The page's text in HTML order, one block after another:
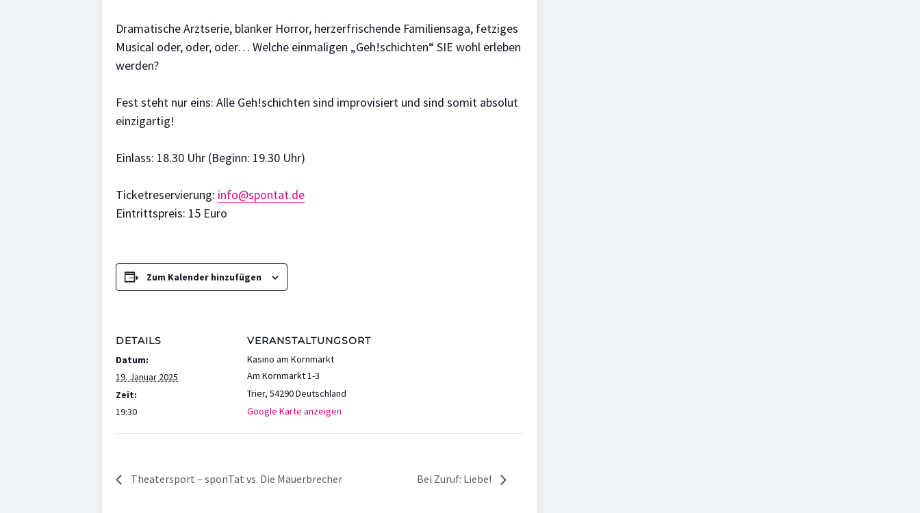
Dramatische Arztserie, blanker Horror, herzerfrischende Familiensaga, fetziges
Musical oder, oder, oder… Welche einmaligen „Geh!schichten“ SIE wohl erleben
werden?
Fest steht nur eins: Alle Geh!schichten sind improvisiert und sind somit absolut
einzigartig!
Einlass: 18.30 Uhr (Beginn: 19.30 Uhr)
Ticketreservierung: info@spontat.de
Eintrittspreis: 15 Euro
Zum Kalender hinzufügen
DETAILS
Datum:
19. Januar 2025
Zeit:
19:30
VERANSTALTUNGSORT
Kasino am Kornmarkt
Am Kornmarkt 1-3
Trier, 54290Deutschland
Google Karte anzeigen
Theatersport – sponTat vs. Die Mauerbrecher Bei Zuruf: Liebe!